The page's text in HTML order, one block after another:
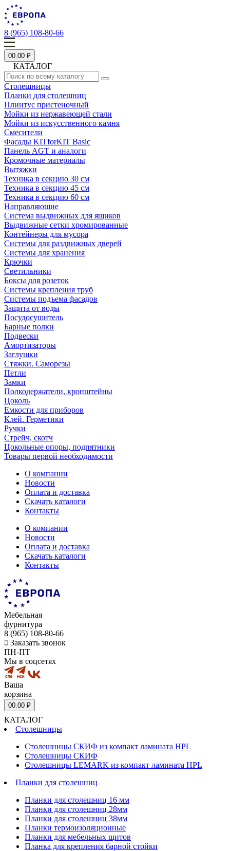
8 (965) 108-80-66
00.00 ₽
КАТАЛОГ
Столешницы
Планки для столешниц
Плинтус пристеночный
Мойки из нержавеющей стали
Мойки из искусственного камня
Смесители
Фасады KITforKIT Basic
Панель AGT и аналоги
Кромочные материалы
Вытяжки
Техника в секцию 30 см
Техника в секцию 45 см
Техника в секцию 60 см
Направляющие
Система выдвижных для ящиков
Выдвижные сетки хромированные
Контейнеры для мусора
Системы для раздвижных дверей
Системы для хранения
Крючки
Светильники
Боксы для розеток
Системы крепления труб
Системы подъема фасадов
Защита от воды
Посудосушитель
Барные полки
Подвески
Амортизаторы
Заглушки
Стяжки. Саморезы
Петли
Замки
Полкодержатели, кронштейны
Цоколь
Емкости для приборов
Клей. Герметики
Ручки
Стрейч, скотч
Цокольные опоры, подпятники
Товары первой необходимости
О компании
Новости
Оплата и доставка
Скачать каталоги
Контакты
О компании
Новости
Оплата и доставка
Скачать каталоги
Контакты
Мебельная
фурнитура
8 (965) 108-80-66
Заказать звонок
ПН-ПТ
Мы в соцсетях
Ваша
корзина
00.00 ₽
КАТАЛОГ
Столешницы
Столешницы СКИФ из компакт ламината HPL
Столешницы СКИФ
Столешницы LEMARK из компакт ламината HPL
Планки для столешниц
Планки для столешниц 16 мм
Планки для столешниц 28мм
Планки для столешниц 38мм
Планки термоизоляционные
Планки для мебельных щитов
Планка для крепления барной стойки